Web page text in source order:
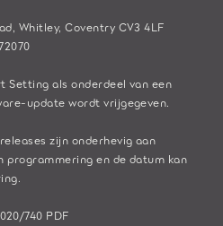
Whitley, Coventry CV3 4LF
Setting als onderdeel van een
update wordt vrijgegeven.
zijn onderhevig aan
programmering en de datum kan
740 PDF